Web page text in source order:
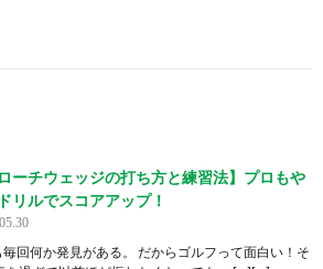
ローチウェッジの打ち方と練習法】プロもや
リルでスコアアップ！
回何か発見がある。 だからゴルフって面白い！そ